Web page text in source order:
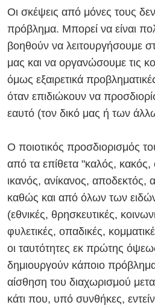
Οι σκέψεις από μόνες τους
πρόβλημα. Μπορεί να είναι
βοηθούν να λειτουργήσουμε
μας και να οργανώσουμε τις
όμως εξαιρετικά
όταν επιδιώκουν να
εαυτό (τον δικό μας ή των
Ο ποιοτικός προσδιορισμός
από τα επίθετα "καλός,
ικανός, ανίκανος, αποδεκτός,
καθώς και από όλων των ειδών
(εθνικές, θρησκευτικές,
φυλετικές, οπαδικές,
οι ταυτότητες εκ πρώτης
δημιουργούν κάποιο
αίσθηση του διαχωρισμού
κάτι που, υπό συνθήκες,